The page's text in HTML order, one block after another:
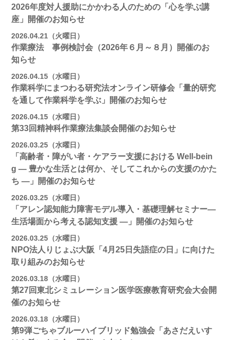
2026年度対人援助にかかわる人のための「心を学ぶ講
座」開催のお知らせ
2026.04.21（火曜日）
作業療法 事例検討会（2026年６月～８月）開催のお
知らせ
2026.04.15（水曜日）
作業科学にまつわる研究法オンライン研修会「量的研究
を通して作業科学を学ぶ」開催のお知らせ
2026.04.15（水曜日）
第33回精神科作業療法集談会開催のお知らせ
2026.03.25（水曜日）
「高齢者・障がい者・ケアラー支援における Well-bein
g ― 豊かな生活とは何か、そしてこれからの支援のかた
ち ―」開催のお知らせ
2026.03.25（水曜日）
「アレン認知能力障害モデル導入・基礎理解セミナー―
生活場面から考える認知支援 ―」開催のお知らせ
2026.03.25（水曜日）
NPO法人りじょぶ大阪「4月25日失語症の日」に向けた
取り組みのお知らせ
2026.03.18（水曜日）
第27回東北シミュレーション医学医療教育研究会大会開
催のお知らせ
2026.03.18（水曜日）
第9弾ごちゃブルーハイブリッド勉強会「あさだえいす